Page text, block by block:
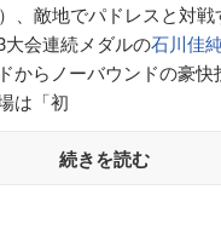
、敵地でパドレスと対
会連続メダルの石川佳
からノーバウンドの豪快
は「初
続きを読む